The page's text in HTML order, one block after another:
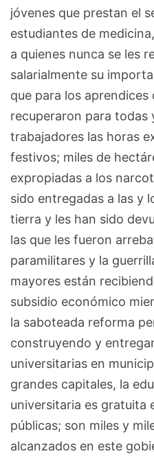
jóvenes que prestan el
estudiantes de
a quienes nunca se les
salarialmente su
que para los aprendices
recuperaron para todas
trabajadores las horas
festivos; miles de
expropiadas a los
sido entregadas a las y
tierra y les han sido
las que les fueron
paramilitares y la
mayores están
subsidio económico
la saboteada reforma
construyendo y
universitarias en
grandes capitales, la
universitaria es gratuita
públicas; son miles y
alcanzados en este